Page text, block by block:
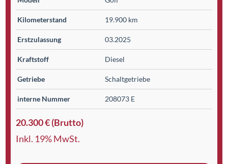
Kilometer­stand 19.900 km
Erst­zulassung 03.2025
Kraftstoff Diesel
Getriebe Schaltgetriebe
interne Nummer 208073 E
20.300 € (Brutto)
Inkl. 19% MwSt.